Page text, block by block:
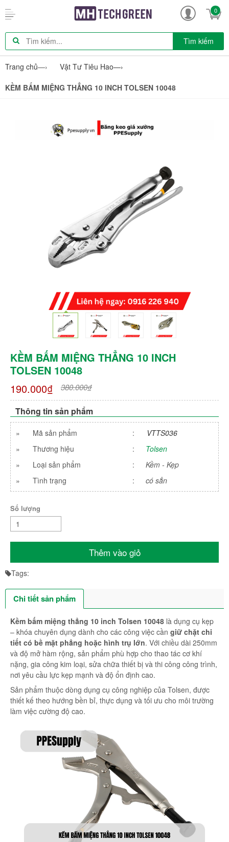
0
Tìm kiếm
Trang chủ—› Vật Tư Tiêu Hao—›
KỀM BẤM MIỆNG THẲNG 10 INCH TOLSEN 10048
KỀM BẤM MIỆNG THẲNG 10 INCH
TOLSEN 10048
190.000₫
380.000₫
Thông tin sản phẩm
» Mã sản phẩm :
VTTS036
»
Thương hiệu :
Tolsen
»
Loại sản phẩm :
Kềm - Kẹp
»
Tình trạng : có sẳn
Số lượng
Thêm vào giỏ
Tags:
Chi tiết sản phẩm
Kềm bấm miệng thẳng 10 inch Tolsen 10048 là dụng cụ kẹp
– khóa chuyên dụng dành cho các công việc cần giữ chặt chi
tiết có bề mặt phẳng hoặc hình trụ lớn. Với chiều dài 250mm
và độ mở hàm rộng, sản phẩm phù hợp cho thao tác cơ khí
nặng, gia công kim loại, sửa chữa thiết bị và thi công công trình,
nơi yêu cầu lực kẹp mạnh và độ ổn định cao.
Sản phẩm thuộc dòng dụng cụ công nghiệp của Tolsen, được
thiết kế theo hướng bền bỉ, thực dụng và tối ưu cho môi trường
làm việc cường độ cao.